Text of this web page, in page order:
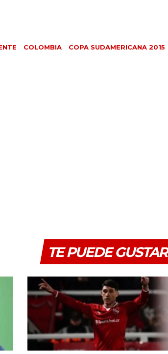
COLOMBIA COPA SUDAMERICANA 2015
TE PUEDE GUSTAR